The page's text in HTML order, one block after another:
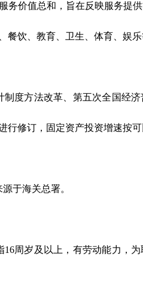
务价值总和，旨在反映服务提
餐饮、教育、卫生、体育、娱
度方法改革、第五次全国经济
行修订，固定资产投资增速按
于海关总署。
周岁及以上，有劳动能力，为